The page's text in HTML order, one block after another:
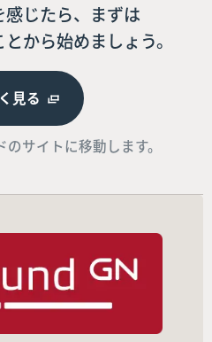
じたら、まずは
から始めましょう。
見る
サイトに移動します。